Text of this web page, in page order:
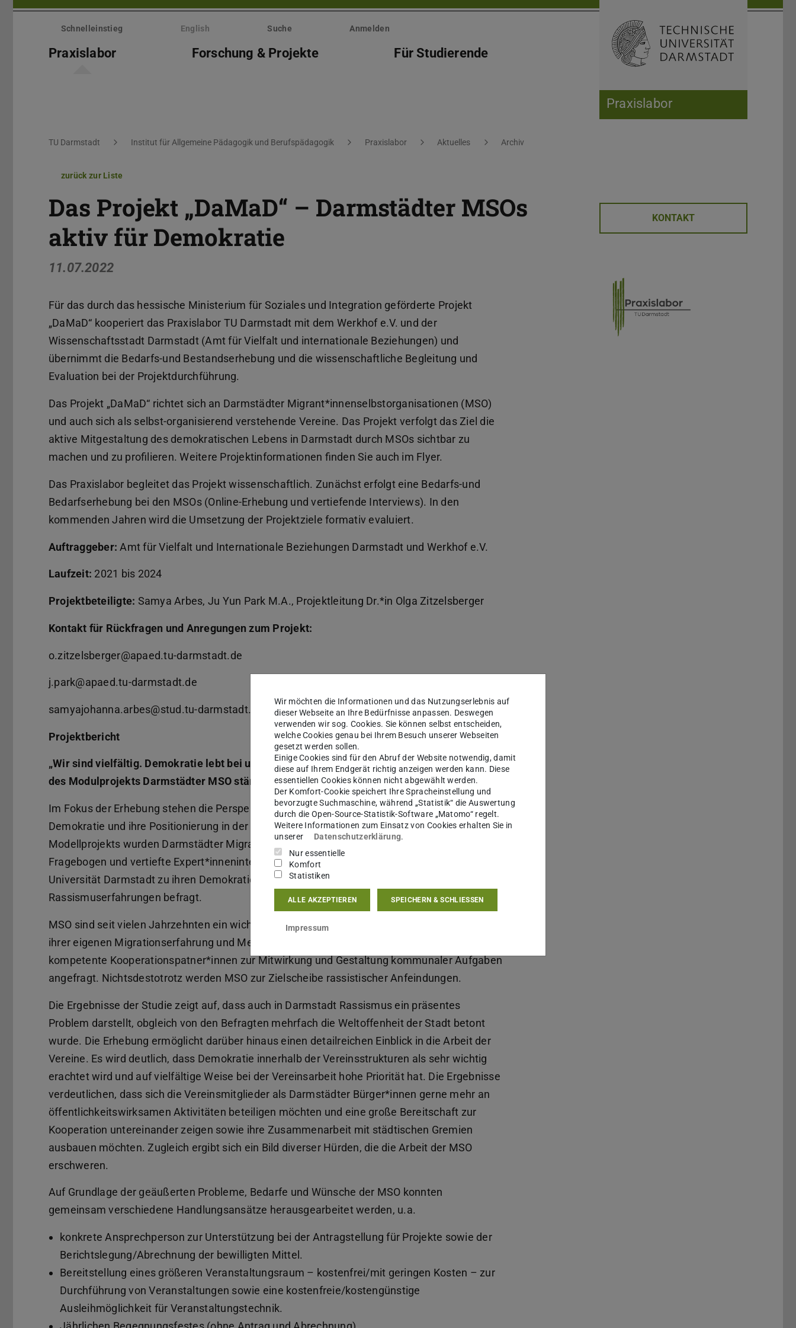
Menü
überspringen
Praxislabor
Schnelleinstieg English Suche Anmelden
Praxislabor Forschung & Projekte Für Studierende Suche öffnen
Sie befinden sich hier:
TU Darmstadt Institut für Allgemeine Pädagogik und Berufspädagogik Praxislabor Aktuelles Archiv
zurück zur Liste
Das Projekt „DaMaD“ – Darmstädter MSOs
aktiv für Demokratie
11.07.2022
Für das durch das hessische Ministerium für Soziales und Integration geförderte Projekt
„DaMaD“ kooperiert das Praxislabor TU Darmstadt mit dem Werkhof e.V. und der
Wissenschaftsstadt Darmstadt (Amt für Vielfalt und internationale Beziehungen) und
übernimmt die Bedarfs-und Bestandserhebung und die wissenschaftliche Begleitung und
Evaluation bei der Projektdurchführung.
Das Projekt „DaMaD“ richtet sich an Darmstädter Migrant*innenselbstorganisationen (MSO)
und auch sich als selbst-organisierend verstehende Vereine. Das Projekt verfolgt das Ziel die
aktive Mitgestaltung des demokratischen Lebens in Darmstadt durch MSOs sichtbar zu
machen und zu profilieren. Weitere Projektinformationen finden Sie auch im Flyer.
Das Praxislabor begleitet das Projekt wissenschaftlich. Zunächst erfolgt eine Bedarfs-und
Bedarfserhebung bei den MSOs (Online-Erhebung und vertiefende Interviews). In den
kommenden Jahren wird die Umsetzung der Projektziele formativ evaluiert.
Auftraggeber: Amt für Vielfalt und Internationale Beziehungen Darmstadt und Werkhof e.V.
Laufzeit: 2021 bis 2024
Projektbeteiligte: Samya Arbes, Ju Yun Park M.A., Projektleitung Dr.*in Olga Zitzelsberger
Kontakt für Rückfragen und Anregungen zum Projekt:
o.zitzelsberger@apaed.tu-darmstadt.de
j.park@apaed.tu-darmstadt.de
samyajohanna.arbes@stud.tu-darmstadt.de (Flyer)(PDF-Datei)
(wird in neuem Tab geöffnet)
Projektbericht
„Wir sind vielfältig. Demokratie lebt bei uns.“ Bedarfs- und Bestandserhebung im Rahmen
des Modulprojekts Darmstädter MSO stärken Demokratie DaMaD liegt nun vor.
Im Fokus der Erhebung stehen die Perspektiven der MSO auf die Themen Rassismus,
Demokratie und ihre Positionierung in der Darmstädter Kommune. Im Rahmen dieses
Modellprojekts wurden Darmstädter Migrant*innenselbstorganisationen (MSO) über einen
Fragebogen und vertiefte Expert*inneninterviews vom Praxislabor der Technischen
Universität Darmstadt zu ihren Demokratievorstellungen, Aktivitäten und
Rassismuserfahrungen befragt.
MSO sind seit vielen Jahrzehnten ein wichtiger Teil der Gesellschaft. Nicht zuletzt aufgrund
ihrer eigenen Migrationserfahrung und Mehrsprachigkeit werden sie als interkulturell
kompetente Kooperationspatner*innen zur Mitwirkung und Gestaltung kommunaler Aufgaben
angefragt. Nichtsdestotrotz werden MSO zur Zielscheibe rassistischer Anfeindungen.
Die Ergebnisse der Studie zeigt auf, dass auch in Darmstadt Rassismus ein präsentes
Problem darstellt, obgleich von den Befragten mehrfach die Weltoffenheit der Stadt betont
wurde. Die Erhebung ermöglicht darüber hinaus einen detailreichen Einblick in die Arbeit der
Vereine. Es wird deutlich, dass Demokratie innerhalb der Vereinsstrukturen als sehr wichtig
erachtet wird und auf vielfältige Weise bei der Vereinsarbeit hohe Priorität hat. Die Ergebnisse
verdeutlichen, dass sich die Vereinsmitglieder als Darmstädter Bürger*innen gerne mehr an
öffentlichkeitswirksamen Aktivitäten beteiligen möchten und eine große Bereitschaft zur
Kooperation untereinander zeigen sowie ihre Zusammenarbeit mit städtischen Gremien
ausbauen möchten. Zugleich ergibt sich ein Bild diverser Hürden, die die Arbeit der MSO
erschweren.
Auf Grundlage der geäußerten Probleme, Bedarfe und Wünsche der MSO konnten
gemeinsam verschiedene Handlungsansätze herausgearbeitet werden, u.a.
konkrete Ansprechperson zur Unterstützung bei der Antragstellung für Projekte sowie der
Berichtslegung/Abrechnung der bewilligten Mittel.
Bereitstellung eines größeren Veranstaltungsraum – kostenfrei/mit geringen Kosten – zur
Durchführung von Veranstaltungen sowie eine kostenfreie/kostengünstige
Ausleihmöglichkeit für Veranstaltungstechnik.
KONTAKT
Wir möchten die Informationen und das Nutzungserlebnis auf
dieser Webseite an Ihre Bedürfnisse anpassen. Deswegen
verwenden wir sog. Cookies. Sie können selbst entscheiden,
welche Cookies genau bei Ihrem Besuch unserer Webseiten
gesetzt werden sollen.
Einige Cookies sind für den Abruf der Website notwendig, damit
diese auf Ihrem Endgerät richtig anzeigen werden kann. Diese
essentiellen Cookies können nicht abgewählt werden.
Der Komfort-Cookie speichert Ihre Spracheinstellung und
bevorzugte Suchmaschine, während „Statistik“ die Auswertung
durch die Open-Source-Statistik-Software „Matomo“ regelt.
Weitere Informationen zum Einsatz von Cookies erhalten Sie in
unserer
Datenschutzerklärung.
Nur essentielle
Komfort
Statistiken
ALLE AKZEPTIEREN SPEICHERN & SCHLIESSEN
Impressum